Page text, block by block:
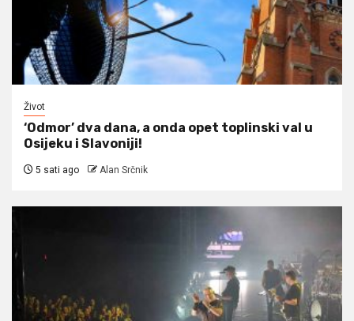
Život
‘Odmor’ dva dana, a onda opet toplinski val u
Osijeku i Slavoniji!
5 sati ago Alan Srčnik